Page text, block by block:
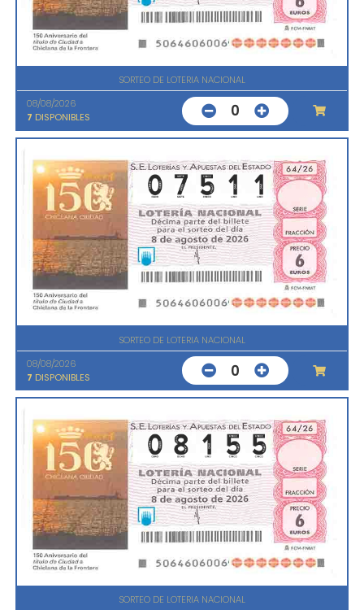
SORTEO DE LOTERIA NACIONAL
08/08/2026
7 DISPONIBLES 0
SORTEO DE LOTERIA NACIONAL
08/08/2026
7 DISPONIBLES 0
SORTEO DE LOTERIA NACIONAL